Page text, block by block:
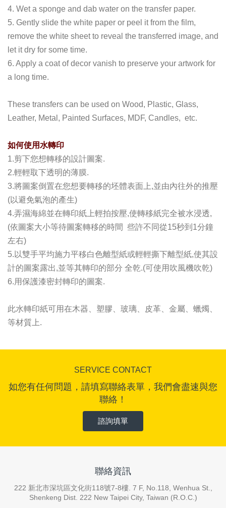
4. Wet a sponge and dab water on the transfer paper.
5. Gently slide the white paper or peel it from the film,
remove the white sheet to reveal the transferred image, and
let it dry for some time.
6. Apply a coat of decor vanish to preserve your artwork for
a long time.
These transfers can be used on Wood, Plastic, Glass,
Leather, Metal, Painted Surfaces, MDF, Candles, etc.
如何使用水轉印
1.剪下您想轉移的設計圖案.
2.輕輕取下透明的薄膜.
3.將圖案倒置在您想要轉移的坯體表面上,並由內往外的推壓
(以避免氣泡的產生)
4.弄濕海綿並在轉印紙上輕拍按壓,使轉移紙完全被水浸透,
(依圖案大小等待圖案轉移的時間 些許不同從15秒到1分鐘
左右)
5.以雙手平均施力平移白色離型紙或輕輕撕下離型紙,使其設
計的圖案露出,並等其轉印的部分 全乾.(可使用吹風機吹乾)
6.用保護漆密封轉印的圖案.
此水轉印紙可用在木器、塑膠、玻璃、皮革、金屬、蠟燭、
等材質上.
SERVICE CONTACT
如您有任何問題，請填寫聯絡表單，我們會盡速與您
聯絡！
諮詢填單
聯絡資訊
222 新北市深坑區文化街118號7-8樓. 7 F, No.118, Wenhua St.,
Shenkeng Dist. 222 New Taipei City, Taiwan (R.O.C.)